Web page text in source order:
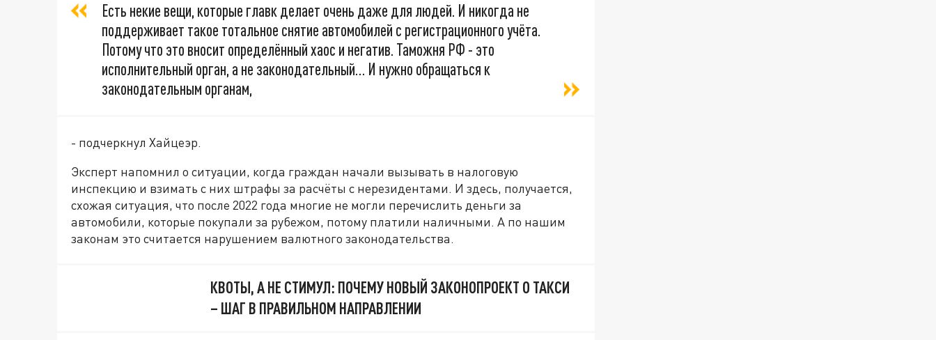
Есть некие вещи, которые главк делает очень даже для людей. И никогда не
поддерживает такое тотальное снятие автомобилей с регистрационного учёта.
Потому что это вносит определённый хаос и негатив. Таможня РФ - это
исполнительный орган, а не законодательный… И нужно обращаться к
законодательным органам,
- подчеркнул Хайцеэр.
Эксперт напомнил о ситуации, когда граждан начали вызывать в налоговую
инспекцию и взимать с них штрафы за расчёты с нерезидентами. И здесь, получается,
схожая ситуация, что после 2022 года многие не могли перечислить деньги за
автомобили, которые покупали за рубежом, потому платили наличными. А по нашим
законам это считается нарушением валютного законодательства.
КВОТЫ, А НЕ СТИМУЛ: ПОЧЕМУ НОВЫЙ ЗАКОНОПРОЕКТ О ТАКСИ
– ШАГ В ПРАВИЛЬНОМ НАПРАВЛЕНИИ